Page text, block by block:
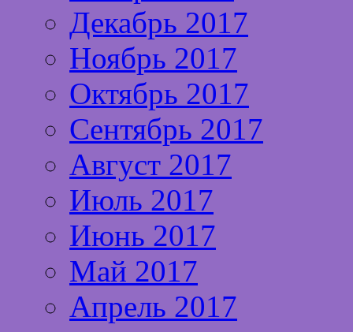
Декабрь 2017
Ноябрь 2017
Октябрь 2017
Сентябрь 2017
Август 2017
Июль 2017
Июнь 2017
Май 2017
Апрель 2017